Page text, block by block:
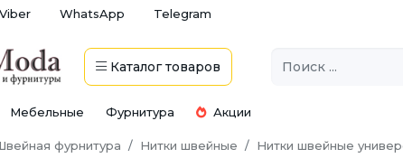
Viber WhatsApp Telegram
Каталог товаров
Мебельные Фурнитура Акции
фурнитура Нитки швейные Нитки швейные